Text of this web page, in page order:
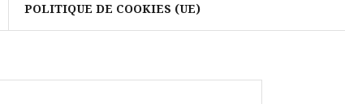
POLITIQUE DE COOKIES (UE)